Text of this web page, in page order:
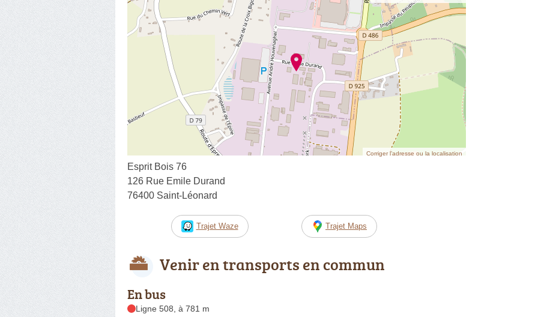
Corriger l’adresse ou la localisation
Esprit Bois 76
126 Rue Emile Durand
76400 Saint-Léonard
Trajet Waze Trajet Maps
Venir en transports en commun
En bus
Ligne 508, à 781 m